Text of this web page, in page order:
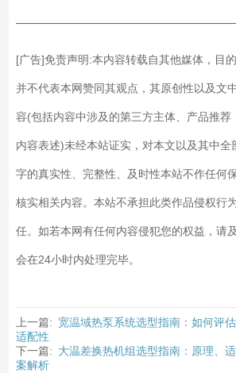
[广告]免责声明:本内容转载自其他媒体，目
并不代表本网赞同其观点，其原创性以及文
容(包括内容中涉及的第三方主体、产品推荐
内容表述)未经本站证实，对本文以及其中全
字的真实性、完整性、及时性本站不作任何
核实相关内容。本站不承担此类作品侵权行
任。如若本网有任何内容侵犯您的权益，请
会在24小时内处理完毕。
上一篇: 宽温域热泵系统选型指南：如何评
适配性
下一篇: 大温差换热机组选型指南：原理、
案解析